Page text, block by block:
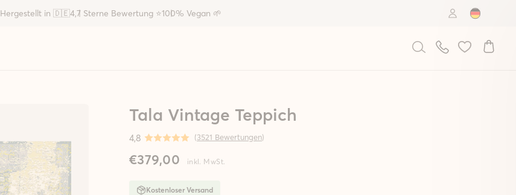
Hergestellt in 🇩🇪4,7 Sterne Bewertung ⭐100% Vegan 🌱 Country:
Suche
Tala Vintage Teppich
4,8 (3521 Bewertungen)
Normaler
Sonderpreis
€379,00 inkl. MwSt.
Kostenloser Versand